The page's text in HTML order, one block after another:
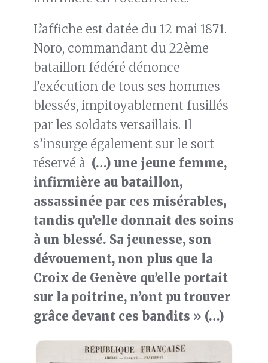
L’affiche est datée du 12 mai 1871.
Noro, commandant du 22ème
bataillon fédéré dénonce
l’exécution de tous ses hommes
blessés, impitoyablement fusillés
par les soldats versaillais. Il
s’insurge également sur le sort
réservé à (…) une jeune femme,
infirmière au bataillon,
assassinée par ces misérables,
tandis qu’elle donnait des soins
à un blessé. Sa jeunesse, son
dévouement, non plus que la
Croix de Genève qu’elle portait
sur la poitrine, n’ont pu trouver
grâce devant ces bandits » (…)